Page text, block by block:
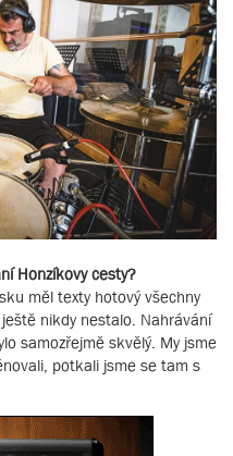
Honzíkovy cesty?
měl texty hotový všechny
nikdy nestalo. Nahrávání
samozřejmě skvělý. My jsme
potkali jsme se tam s